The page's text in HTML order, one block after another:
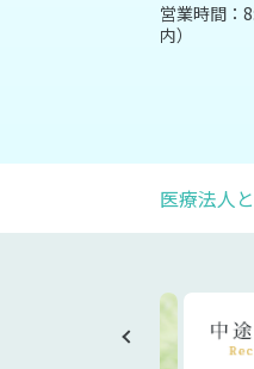
営業時間：
内）
医療法人